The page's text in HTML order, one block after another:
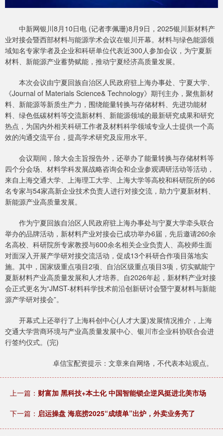
中新网银川8月10日电 (记者李佩珊)8月9日，2025银川新材料产
业对接会暨西部材料与能源学术会议在银川开幕。材料与绿色能源领
域知名专家学者及企业和科研单位代表近300人参加会议，为宁夏新
材料、新能源产业蓄势赋能，推动宁夏经济高质量发展。
本次会议由宁夏回族自治区人民政府驻上海办事处、宁夏大学、
《Journal of Materials Science& Technology》期刊主办，聚焦新材
料、新能源等新质生产力，围绕能量转换与存储材料、先进功能材
料、绿色低碳材料等交流新材料、新能源领域的最新研究成果和研究
热点，为国内外相关科研工作者及材料科学领域专业人士提供一个高
效的沟通交流平台，提高学术研究及应用水平。
会议期间，除大会主旨报告外，还举办了能量转换与存储材料等
四个分会场、材料学科发展战略咨询会和企业参观调研活动等活动，
来自上海交通大学、上海理工大学、上海大学等高校和科研院所的66
名专家与54家高新企业技术负责人进行对接交流，助力宁夏新材料、
新能源产业高质量发展。
作为宁夏回族自治区人民政府驻上海办事处与宁夏大学牵头联合
举办的品牌活动，新材料产业对接会已成功举办6届，先后邀请260余
名高校、科研院所专家教授与600余名相关企业负责人、高校师生面
对面深入开展产学研对接交流活动，促成13个科研合作项目落地实
施。其中，国家级重点项目2项、自治区级重点项目3项，切实赋能宁
夏新材料产业高质量发展和人才培养。自2026年起，新材料产业对接
会正式更名为“JMST-材料科学技术前沿创新研讨会暨宁夏材料与新能
源产学研对接会”。
开幕式上还举行了上海科创中心(人才大厦)发展情况推介，上海
交通大学营商环境与产业高质量发展中心、银川市企业科协联合会进
行签约仪式。(完)
卓信宝配资提示：文章来自网络，不代表本站观点。
上一篇： 财富加 黑科技+本土化 中国智能锁企逆风挺进北美市场
下一篇： 启运操盘 海底捞2025“成绩单”出炉，外卖业务亮了